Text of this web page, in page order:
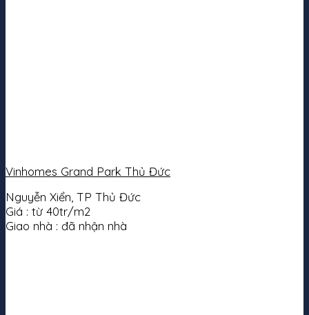
Vinhomes Grand Park Thủ Đức
Nguyễn Xiển, TP Thủ Đức
Giá : từ 40tr/m2
Giao nhà : đã nhận nhà